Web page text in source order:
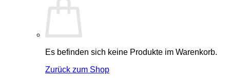
Es befinden sich keine Produkte im Warenkorb.
Zurück zum Shop